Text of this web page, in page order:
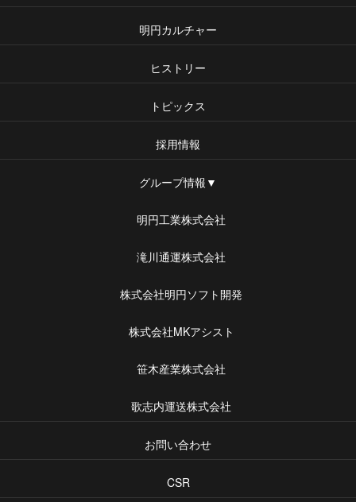
明円カルチャー
ヒストリー
トピックス
採用情報
グループ情報▼
明円工業株式会社
滝川通運株式会社
株式会社明円ソフト開発
株式会社MKアシスト
笹木産業株式会社
歌志内運送株式会社
お問い合わせ
CSR